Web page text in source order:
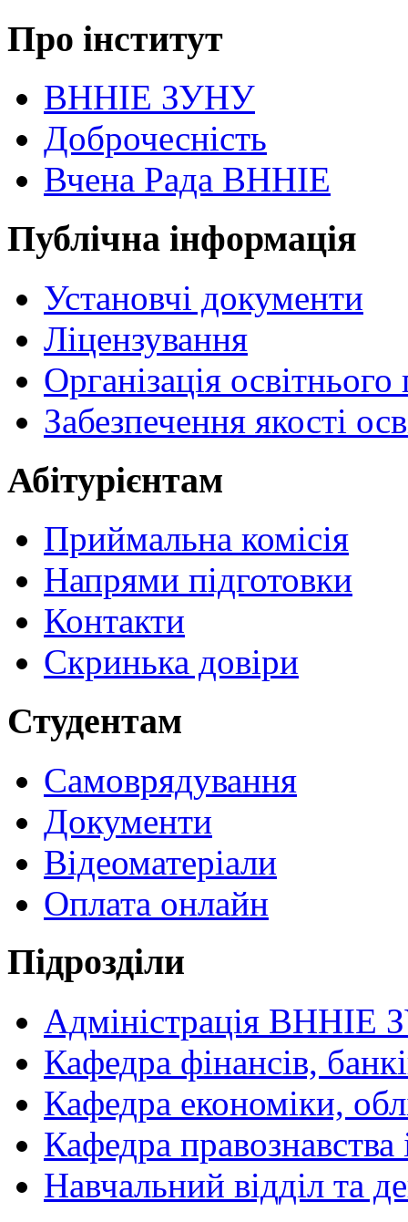
Про інститут
ВННІЕ ЗУНУ
Доброчесність
Вчена Рада ВННІЕ
Публічна інформація
Установчі документи
Ліцензування
Організація
Забезпечення якості
Абітурієнтам
Приймальна комісія
Напрями підготовки
Контакти
Скринька довіри
Студентам
Самоврядування
Документи
Відеоматеріали
Оплата онлайн
Підрозділи
Адміністрація ВННІЕ
Кафедра фінансів,
Кафедра економіки,
Кафедра
Навчальний відділ та